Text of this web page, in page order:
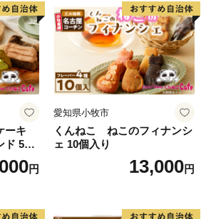
ーキ
ド 5個
円
愛知県小牧市
くんねこ ねこのフィナンシ
ェ 10個入り
13,000円